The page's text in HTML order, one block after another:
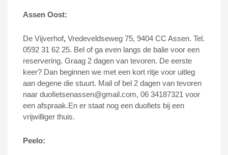
Assen Oost:
De Vijverhof, Vredeveldseweg 75, 9404 CC Assen. Tel.
0592 31 62 25. Bel of ga even langs de balie voor een
reservering. Graag 2 dagen van tevoren. De eerste
keer? Dan beginnen we met een kort ritje voor uitleg
aan degene die stuurt. Mail of bel 2 dagen van tevoren
naar duofietsenassen@gmail.com, 06 34187321 voor
een afspraak.En er staat nog een duofiets bij een
vrijwilliger thuis.
Peelo: